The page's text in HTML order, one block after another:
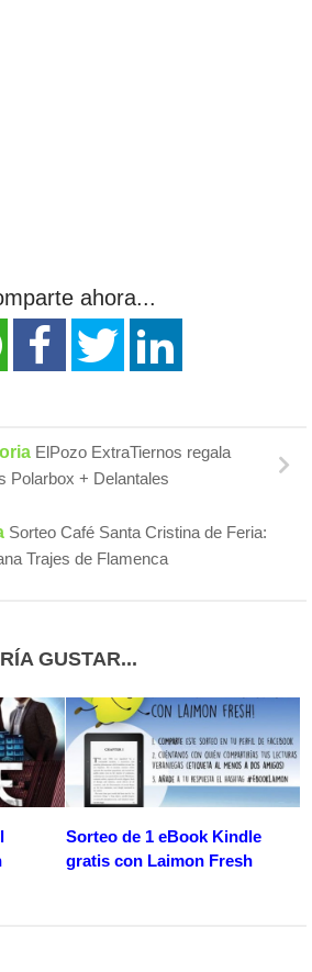
ahora...
ElPozo ExtraTiernos regala
Polarbox + Delantales
Sorteo Café Santa Cristina de Feria:
Trajes de Flamenca
GUSTAR...
Sorteo de 1 eBook Kindle
gratis con Laimon Fresh